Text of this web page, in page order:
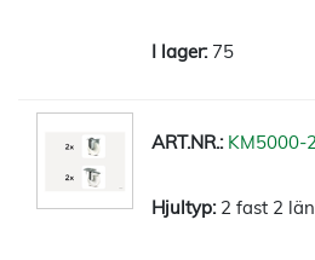
75
KM5000-
2 fast 2